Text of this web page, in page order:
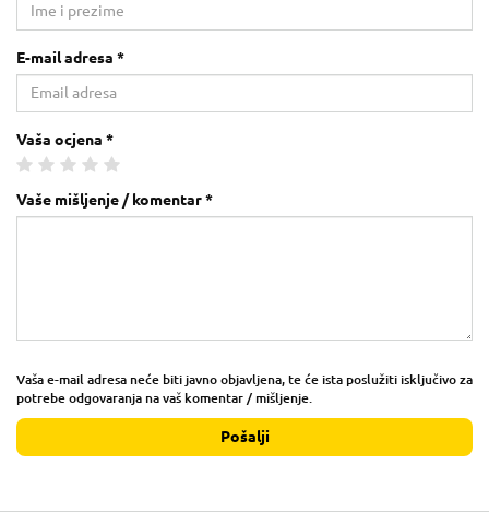
E-mail adresa *
Vaša ocjena *
Vaše mišljenje / komentar *
Vaša e-mail adresa neće biti javno objavljena, te će ista poslužiti isključivo za
potrebe odgovaranja na vaš komentar / mišljenje.
Pošalji